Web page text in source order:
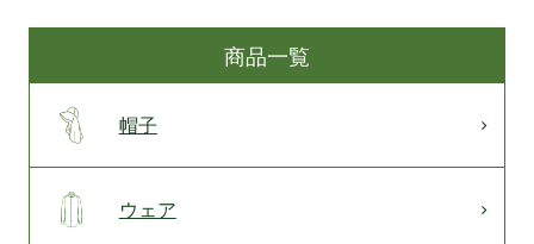
商品一覧
帽子
ウェア